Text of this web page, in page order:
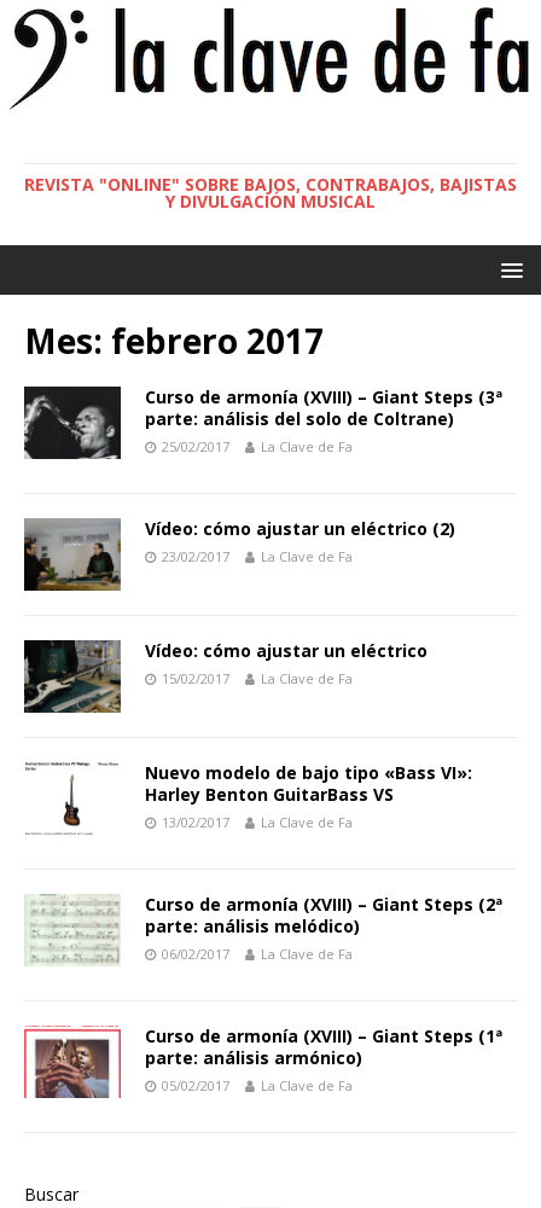
REVISTA "ONLINE" SOBRE BAJOS, CONTRABAJOS, BAJISTAS
Y DIVULGACIÓN MUSICAL
Mes: febrero 2017
Curso de armonía (XVIII) – Giant Steps (3ª
parte: análisis del solo de Coltrane)
25/02/2017 La Clave de Fa
Vídeo: cómo ajustar un eléctrico (2)
23/02/2017 La Clave de Fa
Vídeo: cómo ajustar un eléctrico
15/02/2017 La Clave de Fa
Nuevo modelo de bajo tipo «Bass VI»:
Harley Benton GuitarBass VS
13/02/2017 La Clave de Fa
Curso de armonía (XVIII) – Giant Steps (2ª
parte: análisis melódico)
06/02/2017 La Clave de Fa
Curso de armonía (XVIII) – Giant Steps (1ª
parte: análisis armónico)
05/02/2017 La Clave de Fa
Buscar